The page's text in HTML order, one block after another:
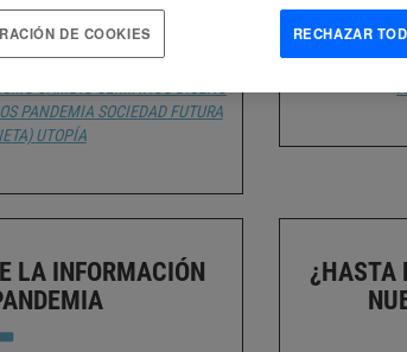
AL CAMBIO CLIMÁTICO
PANDEMIA SOCIEDAD FUTURA
UTOPÍA
LA INFORMACIÓN
¿HASTA
RECHAZAR
DE COOKIES